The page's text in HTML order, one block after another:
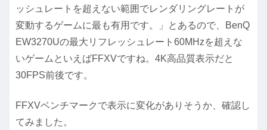
ッシュレートを超えない範囲でレンダリングレートが
変動するゲームに最も有用です。」とあるので、BenQ
EW3270Uの最大リフレッシュレート60MHzを超えな
いゲームといえばFFXVですね。4K高品質表示だと
30FPS前後です。
FFXVベンチマークで表示に変化がありそうか、確認し
てみました。